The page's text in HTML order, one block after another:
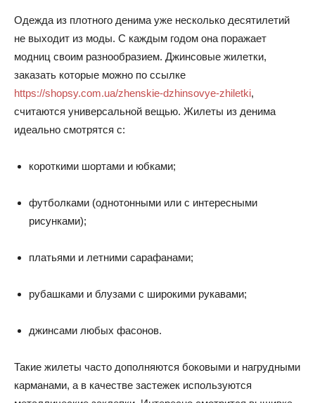
Одежда из плотного денима уже несколько десятилетий
не выходит из моды. С каждым годом она поражает
модниц своим разнообразием. Джинсовые жилетки,
заказать которые можно по ссылке
https://shopsy.com.ua/zhenskie-dzhinsovye-zhiletki,
считаются универсальной вещью. Жилеты из денима
идеально смотрятся с:
короткими шортами и юбками;
футболками (однотонными или с интересными
рисунками);
платьями и летними сарафанами;
рубашками и блузами с широкими рукавами;
джинсами любых фасонов.
Такие жилеты часто дополняются боковыми и нагрудными
карманами, а в качестве застежек используются